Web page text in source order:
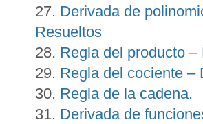
Derivada de
Resueltos
Regla del producto
Regla del cociente –
Regla de la cadena.
Derivada de